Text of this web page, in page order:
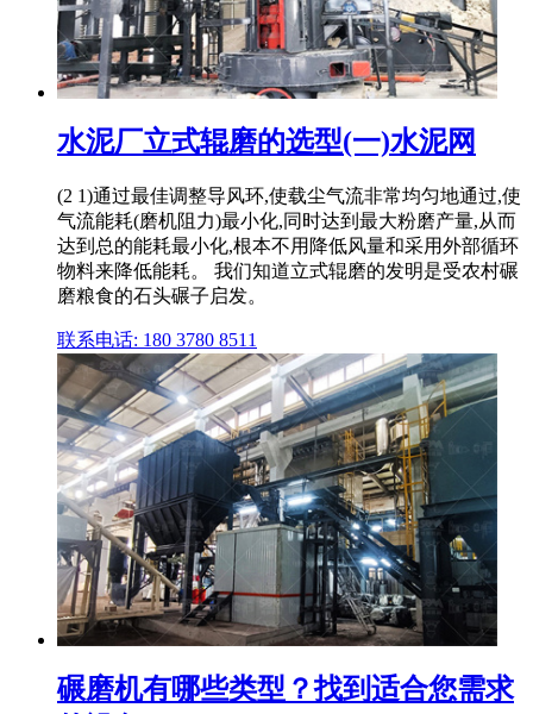
水泥厂立式辊磨的选型(一)水泥网
(2 1)通过最佳调整导风环,使载尘气流非常均匀地通过,使
气流能耗(磨机阻力)最小化,同时达到最大粉磨产量,从而
达到总的能耗最小化,根本不用降低风量和采用外部循环
物料来降低能耗。 我们知道立式辊磨的发明是受农村碾
磨粮食的石头碾子启发。
联系电话: 180 3780 8511
碾磨机有哪些类型？找到适合您需求